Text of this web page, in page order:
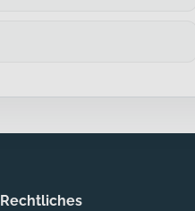
Rechtliches